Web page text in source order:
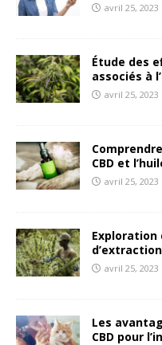
avril 25, 2023
Étude des
associés à
avril 25, 2023
CBD et
avril 25, 2023
d’extraction
avril 25, 2023
Les
CBD pour